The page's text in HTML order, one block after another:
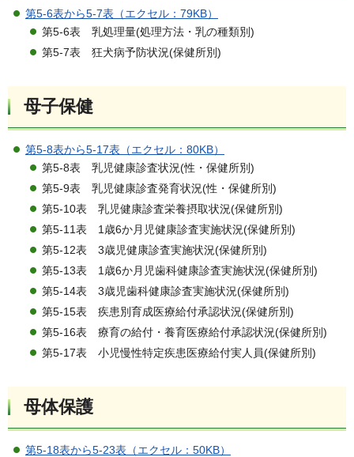
第5-6表から5-7表（エクセル：79KB）
第5-6表 乳処理量(処理方法・乳の種類別)
第5-7表 狂犬病予防状況(保健所別)
母子保健
第5-8表から5-17表（エクセル：80KB）
第5-8表 乳児健康診査状況(性・保健所別)
第5-9表 乳児健康診査発育状況(性・保健所別)
第5-10表 乳児健康診査栄養摂取状況(保健所別)
第5-11表 1歳6か月児健康診査実施状況(保健所別)
第5-12表 3歳児健康診査実施状況(保健所別)
第5-13表 1歳6か月児歯科健康診査実施状況(保健所別)
第5-14表 3歳児歯科健康診査実施状況(保健所別)
第5-15表 疾患別育成医療給付承認状況(保健所別)
第5-16表 療育の給付・養育医療給付承認状況(保健所別)
第5-17表 小児慢性特定疾患医療給付実人員(保健所別)
母体保護
第5-18表から5-23表（エクセル：50KB）